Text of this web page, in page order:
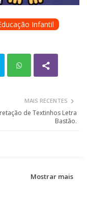
Infantil
ats
MAIS RECENTES
de Textinhos Letra
Bastão.
Mostrar mais